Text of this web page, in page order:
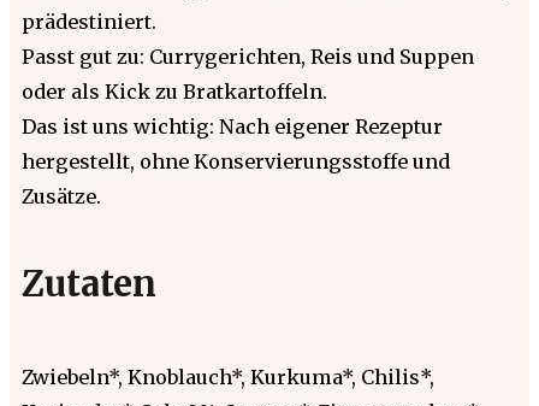
prädestiniert.
Passt gut zu: Currygerichten, Reis und Suppen
oder als Kick zu Bratkartoffeln.
Das ist uns wichtig: Nach eigener Rezeptur
hergestellt, ohne Konservierungsstoffe und
Zusätze.
Zutaten
Zwiebeln*, Knoblauch*, Kurkuma*, Chilis*,